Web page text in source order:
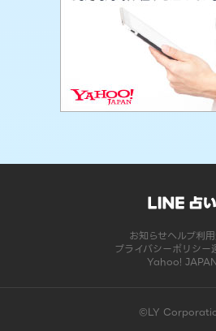
お知らせヘルプ利
プライバシーポリシー
Yahoo!
©LY